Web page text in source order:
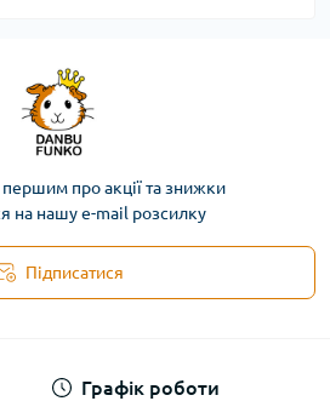
першим про акції та знижки
на нашу e-mail розсилку
Підписатися
Графік роботи